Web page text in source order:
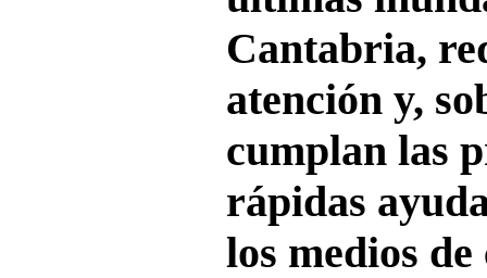
Cantabria,
atención y,
cumplan las
rápidas
los medios